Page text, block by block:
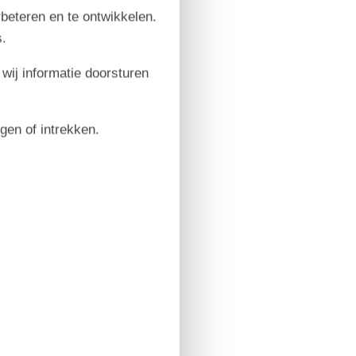
en te ontwikkelen.
informatie doorsturen
of intrekken.